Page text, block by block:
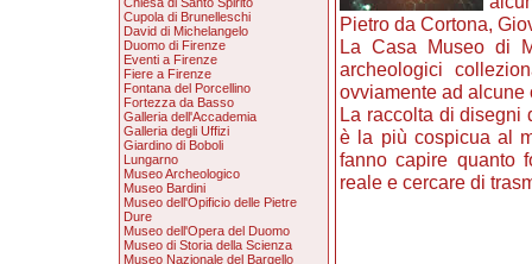
Cupola di Brunelleschi
David di Michelangelo
Duomo di Firenze
Eventi a Firenze
Fiere a Firenze
Fontana del Porcellino
Fortezza da Basso
Galleria dell'Accademia
Galleria degli Uffizi
Giardino di Boboli
Lungarno
Museo Archeologico
Museo Bardini
Museo dell'Opificio delle Pietre
Dure
Museo dell'Opera del Duomo
Museo di Storia della Scienza
Museo Nazionale del Bargello
Pietro da Cortona,
La Casa Museo di
archeologici
ovviamente ad
La raccolta di disegni
è la più cospicua al
fanno capire quanto
reale e cercare di